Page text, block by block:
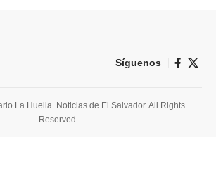
Síguenos
La Huella. Noticias de El Salvador. All Rights
Reserved.